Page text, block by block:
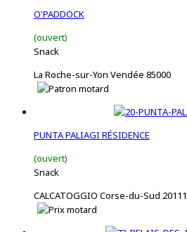
O'PADDOCK
(ouvert)
Snack
La Roche-sur-Yon Vendée 85000
PUNTA PALIAGI RÉSIDENCE
(ouvert)
Snack
CALCATOGGIO Corse-du-Sud 20111